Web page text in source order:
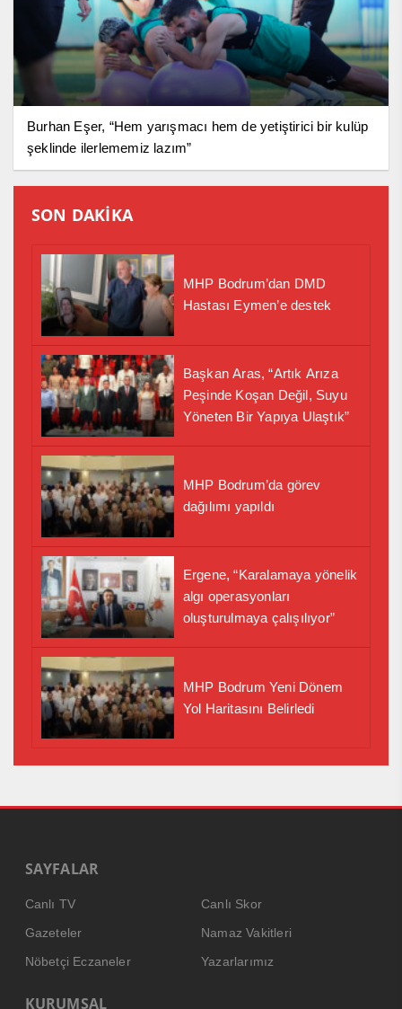
Burhan Eşer, “Hem yarışmacı hem de yetiştirici bir kulüp
şeklinde ilerlememiz lazım”
SON DAKİKA
MHP Bodrum’dan DMD
Hastası Eymen’e destek
Başkan Aras, “Artık Arıza
Peşinde Koşan Değil, Suyu
Yöneten Bir Yapıya Ulaştık”
MHP Bodrum’da görev
dağılımı yapıldı
Ergene, “Karalamaya yönelik
algı operasyonları
oluşturulmaya çalışılıyor”
MHP Bodrum Yeni Dönem
Yol Haritasını Belirledi
SAYFALAR
Canlı TV
Canlı Skor
Gazeteler
Namaz Vakitleri
Nöbetçi Eczaneler
Yazarlarımız
KURUMSAL